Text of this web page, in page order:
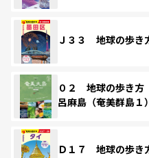
Ｊ３３ 地球の歩
０２ 地球の歩き
呂麻島（奄美群島
Ｄ１７ 地球の歩